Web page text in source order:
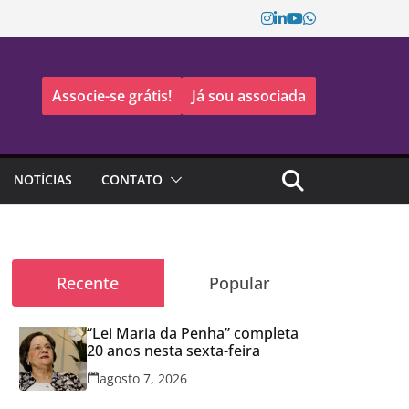
Associe-se grátis! Já sou associada
NOTÍCIAS CONTATO
Recente Popular
“Lei Maria da Penha” completa
20 anos nesta sexta-feira
agosto 7, 2026